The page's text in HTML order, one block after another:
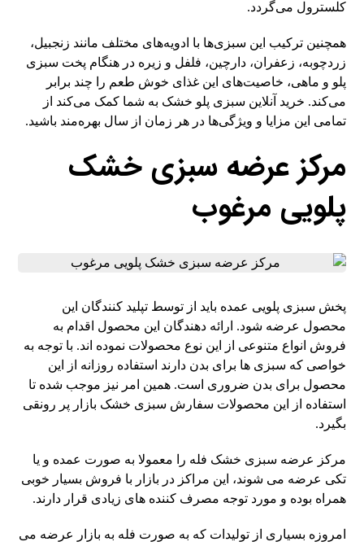
کلسترول می‌گردد.
همچنین ترکیب این سبزی‌ها با ادویه‌های مختلف مانند زنجبیل،
زردچوبه، زعفران، دارچین، فلفل و زیره در هنگام پخت سبزی
پلو و ماهی، خاصیت‌های این غذای خوش طعم را چند برابر
می‌کند. خرید آنلاین سبزی پلو خشک به شما کمک می‌کند از
تمامی این مزایا و ویژگی‌ها در هر زمان از سال بهره‌مند باشید.
مرکز عرضه سبزی خشک
پلویی مرغوب
پخش سبزی پلویی عمده باید از توسط تپلید کنندگان این
محصول عرضه شود. ارائه دهندگان این محصول اقدام به
فروش انواع متنوعی از این نوع محصولات نموده اند. با توجه به
خواصی که سبزی ها برای بدن دارند استفاده روزانه از این
محصول برای بدن ضروری است. همین امر نیز موجب شده تا
استفاده از این محصولات سفارش سبزی خشک بازار پر رونقی
بگیرد.
مرکز عرضه سبزی خشک فله را معمولا به صورت عمده و یا
تکی عرضه می شوند، این مراکز در بازار با فروش بسیار خوبی
همراه بوده و مورد توجه مصرف کننده های زیادی قرار دارند.
امروزه بسیاری از تولیدات که به صورت فله به بازار عرضه می